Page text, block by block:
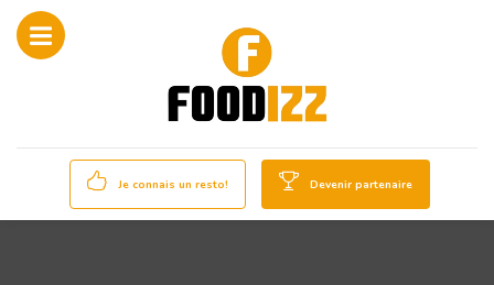
Je connais un resto! Devenir partenaire